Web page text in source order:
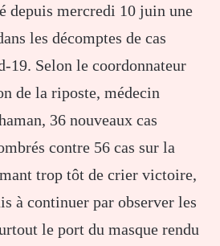
depuis mercredi 10 juin une
les décomptes de cas
19. Selon le coordonnateur
de la riposte, médecin
36 nouveaux cas
contre 56 cas sur la
trop tôt de crier victoire,
à continuer par observer les
le port du masque rendu